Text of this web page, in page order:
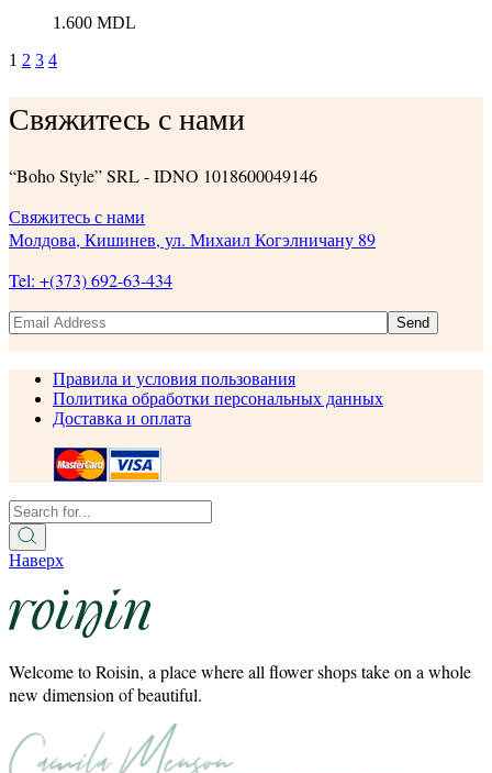
1.600 MDL
1 2 3 4
Свяжитесь с нами
“Boho Style” SRL - IDNO 1018600049146
Свяжитесь с нами
Молдова, Кишинев, ул. Михаил Когэлничану 89
Tel: +(373) 692-63-434
Send
Правила и условия пользования
Политика обработки персональных данных
Доставка и оплата
Наверх
Welcome to Roisin, a place where all flower shops take on a whole
new dimension of beautiful.